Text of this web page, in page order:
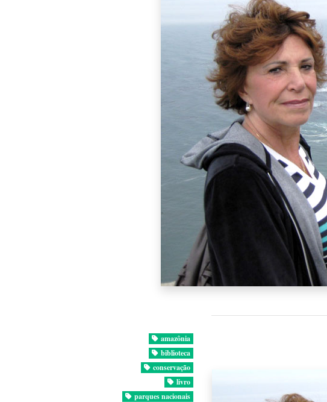
amazônia
biblioteca
conservação
livro
parques nacionais